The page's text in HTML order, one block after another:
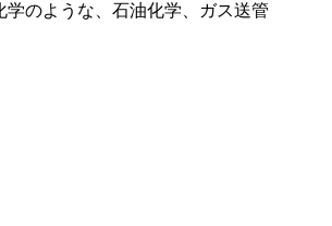
のような、石油化学、ガス送管